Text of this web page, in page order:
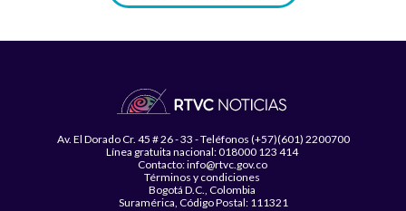
Av. El Dorado Cr. 45 # 26 - 33 - Teléfonos (+57)(601) 2200700
Línea gratuita nacional: 018000 123 414
Contacto: info@rtvc.gov.co
Términos y condiciones
Bogotá D.C., Colombia
Suramérica, Código Postal: 111321